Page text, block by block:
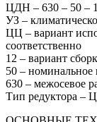
ЦДН – 630 – 50 –
УЗ –
ЦЦ – вариант
соответственно
12 – вариант
50 – номинальное
630 – межосевое
Тип редуктора –